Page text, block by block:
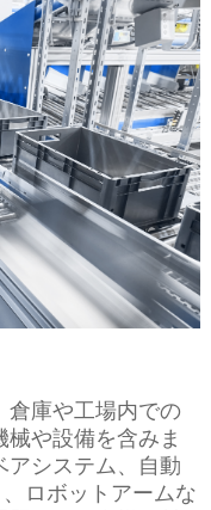
倉庫や工場内での
や設備を含みま
アシステム、自動
ロボットアームな